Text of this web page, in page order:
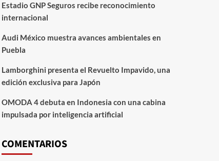
Estadio GNP Seguros recibe reconocimiento
internacional
Audi México muestra avances ambientales en
Puebla
Lamborghini presenta el Revuelto Impavido, una
edición exclusiva para Japón
OMODA 4 debuta en Indonesia con una cabina
impulsada por inteligencia artificial
COMENTARIOS